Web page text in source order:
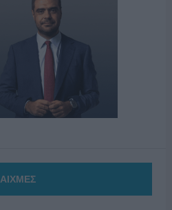
ΑΙΧΜΕΣ